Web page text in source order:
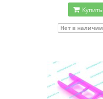
Купить
Нет в наличии